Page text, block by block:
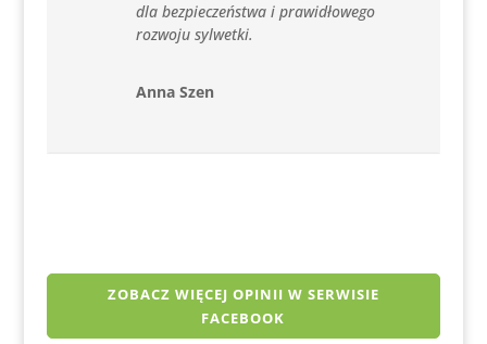
dla bezpieczeństwa i prawidłowego
rozwoju sylwetki.
Anna Szen
ZOBACZ WIĘCEJ OPINII W SERWISIE
FACEBOOK